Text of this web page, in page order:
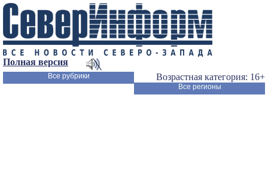
Полная версия
Возрастная категория: 16+
Все рубрики
Все регионы